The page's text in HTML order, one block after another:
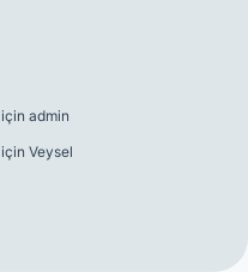
için admin
için Veysel